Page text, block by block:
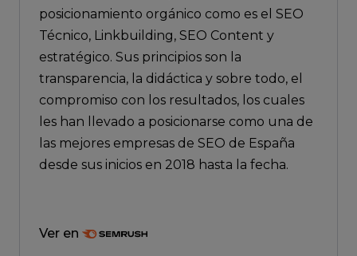
posicionamiento orgánico como es el SEO
Técnico, Linkbuilding, SEO Content y
estratégico. Sus principios son la
transparencia, la didáctica y sobre todo, el
compromiso con los resultados, los cuales
les han llevado a posicionarse como una de
las mejores empresas de SEO de España
desde sus inicios en 2018 hasta la fecha.
Ver en